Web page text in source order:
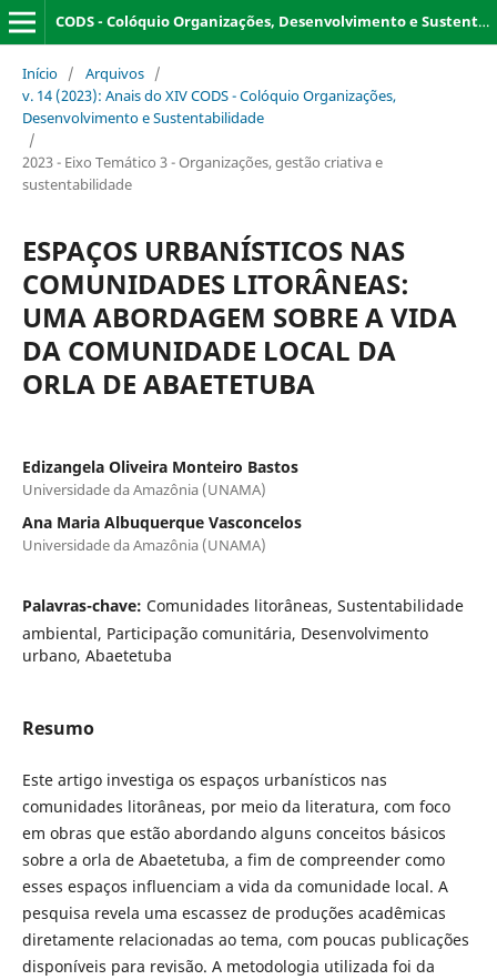
CODS - Colóquio Organizações, Desenvolvimento e Sustentabilidade
Início / Arquivos /
v. 14 (2023): Anais do XIV CODS - Colóquio Organizações,
Desenvolvimento e Sustentabilidade
/
2023 - Eixo Temático 3 - Organizações, gestão criativa e
sustentabilidade
ESPAÇOS URBANÍSTICOS NAS
COMUNIDADES LITORÂNEAS:
UMA ABORDAGEM SOBRE A VIDA
DA COMUNIDADE LOCAL DA
ORLA DE ABAETETUBA
Edizangela Oliveira Monteiro Bastos
Universidade da Amazônia (UNAMA)
Ana Maria Albuquerque Vasconcelos
Universidade da Amazônia (UNAMA)
Palavras-chave: Comunidades litorâneas, Sustentabilidade
ambiental, Participação comunitária, Desenvolvimento
urbano, Abaetetuba
Resumo
Este artigo investiga os espaços urbanísticos nas
comunidades litorâneas, por meio da literatura, com foco
em obras que estão abordando alguns conceitos básicos
sobre a orla de Abaetetuba, a fim de compreender como
esses espaços influenciam a vida da comunidade local. A
pesquisa revela uma escassez de produções acadêmicas
diretamente relacionadas ao tema, com poucas publicações
disponíveis para revisão. A metodologia utilizada foi da